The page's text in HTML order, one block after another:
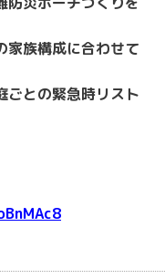
家族構成に合わせて
ごとの緊急時リスト